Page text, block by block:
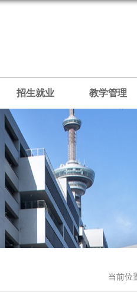
招生就业 教学管理
当前位